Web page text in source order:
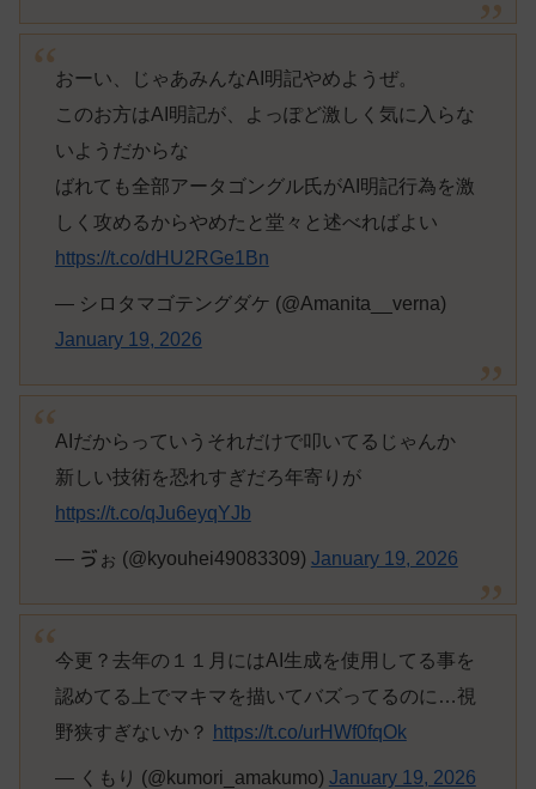
おーい、じゃあみんなAI明記やめようぜ。
このお方はAI明記が、よっぽど激しく気に入らな
いようだからな
ばれても全部アータゴングル氏がAI明記行為を激
しく攻めるからやめたと堂々と述べればよい
https://t.co/dHU2RGe1Bn
— シロタマゴテングダケ (@Amanita__verna)
January 19, 2026
AIだからっていうそれだけで叩いてるじゃんか
新しい技術を恐れすぎだろ年寄りが
https://t.co/qJu6eyqYJb
— ゔぉ (@kyouhei49083309) January 19, 2026
今更？去年の１１月にはAI生成を使用してる事を
認めてる上でマキマを描いてバズってるのに…視
野狭すぎないか？
https://t.co/urHWf0fqOk
— くもり (@kumori_amakumo) January 19, 2026